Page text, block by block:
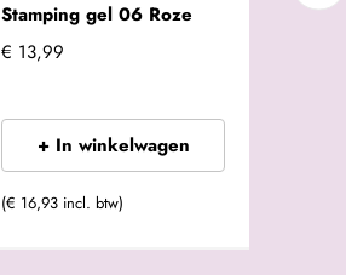
Stamping gel 06 Roze
€ 13,99
+ In winkelwagen
(€ 16,93 incl. btw)